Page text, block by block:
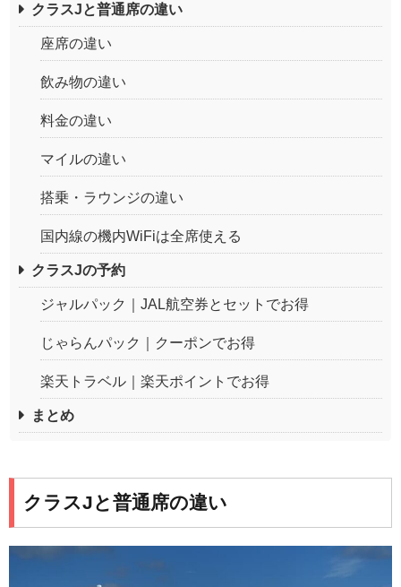
クラスJと普通席の違い
座席の違い
飲み物の違い
料金の違い
マイルの違い
搭乗・ラウンジの違い
国内線の機内WiFiは全席使える
クラスJの予約
ジャルパック｜JAL航空券とセットでお得
じゃらんパック｜クーポンでお得
楽天トラベル｜楽天ポイントでお得
まとめ
クラスJと普通席の違い